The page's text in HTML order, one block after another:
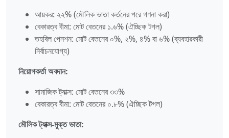
আয়কর: ২২% (মৌলিক ভাতা কর্তনের পরে গণনা করা)
বেকারত্ব বীমা: মোট বেতনের ১.৬% (ঐচ্ছিক টগল)
তহবিল পেনশন: মোট বেতনের ০%, ২%, ৪% বা ৬% (ব্যবহারকারী
নির্বাচনযোগ্য)
নিয়োগকর্তা অবদান:
সামাজিক ট্যাক্স: মোট বেতনের ৩৩%
বেকারত্ব বীমা: মোট বেতনের ০.৮% (ঐচ্ছিক টগল)
মৌলিক ট্যাক্স-মুক্ত ভাতা: